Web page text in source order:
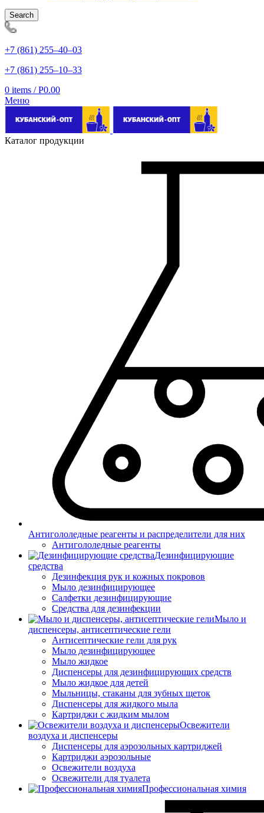
Search
+7 (861) 255‒40‒03
+7 (861) 255‒10‒33
0 items / Р0.00
Меню
Каталог продукции
Антигололедные реагенты и распределители для них
Антигололедные реагенты
Дезинфицирующие
средства
Дезинфекция рук и кожных покровов
Мыло дезинфицирующее
Салфетки дезинфицирующие
Средства для дезинфекции
Мыло и
диспенсеры, антисептические гели
Антисептические гели для рук
Мыло дезинфицирующее
Мыло жидкое
Диспенсеры для дезинфицирующих средств
Мыло жидкое для детей
Мыльницы, стаканы для зубных щеток
Диспенсеры для жидкого мыла
Картриджи с жидким мылом
Освежители
воздуха и диспенсеры
Диспенсеры для аэрозольных картриджей
Картриджи аэрозольные
Освежители воздуха
Освежители для туалета
Профессиональная химия